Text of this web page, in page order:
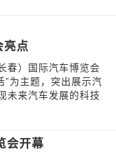
亮点
春）国际汽车博览会
”为主题，突出展示汽
未来汽车发展的科技
会开幕